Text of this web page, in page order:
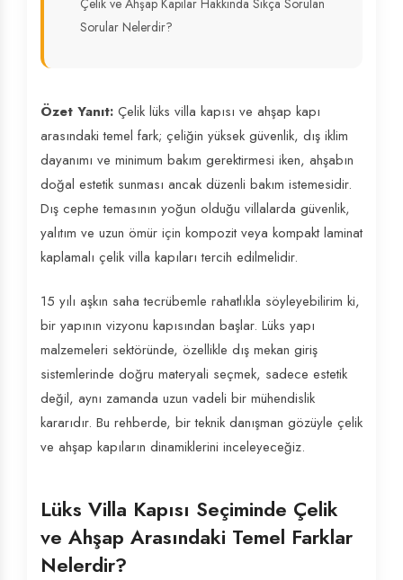
Çelik ve Ahşap Kapılar Hakkında Sıkça Sorulan
Sorular Nelerdir?
Özet Yanıt: Çelik lüks villa kapısı ve ahşap kapı
arasındaki temel fark; çeliğin yüksek güvenlik, dış iklim
dayanımı ve minimum bakım gerektirmesi iken, ahşabın
doğal estetik sunması ancak düzenli bakım istemesidir.
Dış cephe temasının yoğun olduğu villalarda güvenlik,
yalıtım ve uzun ömür için kompozit veya kompakt laminat
kaplamalı çelik villa kapıları tercih edilmelidir.
15 yılı aşkın saha tecrübemle rahatlıkla söyleyebilirim ki,
bir yapının vizyonu kapısından başlar. Lüks yapı
malzemeleri sektöründe, özellikle dış mekan giriş
sistemlerinde doğru materyali seçmek, sadece estetik
değil, aynı zamanda uzun vadeli bir mühendislik
kararıdır. Bu rehberde, bir teknik danışman gözüyle çelik
ve ahşap kapıların dinamiklerini inceleyeceğiz.
Lüks Villa Kapısı Seçiminde Çelik
ve Ahşap Arasındaki Temel Farklar
Nelerdir?